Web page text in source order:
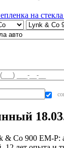
на
& Co 900 EM-P: